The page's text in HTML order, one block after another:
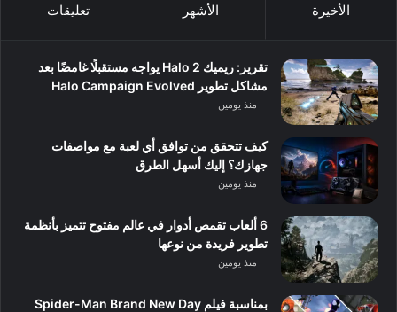
الأخيرة الأشهر تعليقات
تقرير: ريميك Halo 2 يواجه مستقبلًا غامضًا بعد
مشاكل تطوير Halo Campaign Evolved
منذ يومين
كيف تتحقق من توافق أي لعبة مع مواصفات
جهازك؟ إليك أسهل الطرق
منذ يومين
6 ألعاب تقمص أدوار في عالم مفتوح تتميز بأنظمة
تطوير فريدة من نوعها
منذ يومين
بمناسبة فيلم Spider-Man Brand New Day